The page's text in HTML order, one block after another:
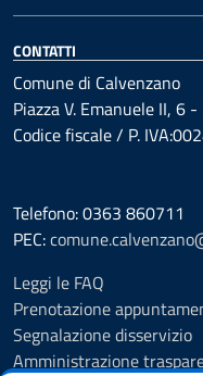
CONTATTI
Comune di Calvenzano
Piazza V. Emanuele II, 6
Codice fiscale / P.
Telefono: 0363 860711
PEC:
Leggi le FAQ
Prenotazione
Segnalazione disservizio
Amministrazione